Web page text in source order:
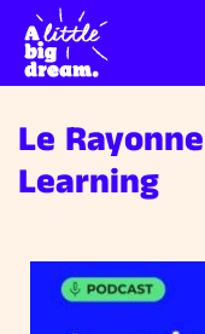
Le
Learning